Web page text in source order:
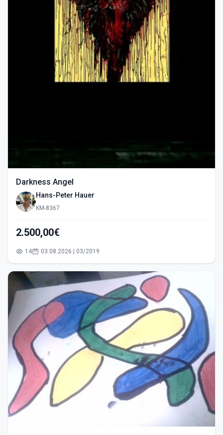
Darkness Angel
Hans-Peter Hauer
KM-8367
2.500,00€
14 03.08.2026 | 03/2019